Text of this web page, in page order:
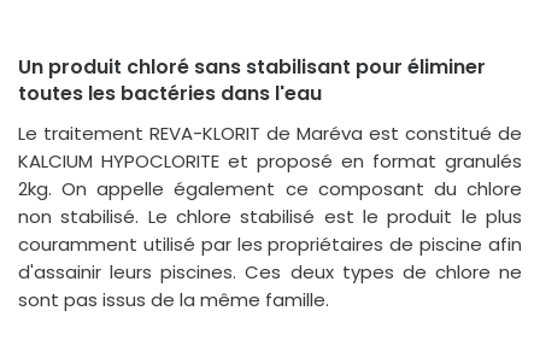
Un produit chloré sans stabilisant pour éliminer
toutes les bactéries dans l'eau
Le traitement REVA-KLORIT de Maréva est constitué de
KALCIUM HYPOCLORITE et proposé en format granulés
2kg. On appelle également ce composant du chlore
non stabilisé. Le chlore stabilisé est le produit le plus
couramment utilisé par les propriétaires de piscine afin
d'assainir leurs piscines. Ces deux types de chlore ne
sont pas issus de la même famille.